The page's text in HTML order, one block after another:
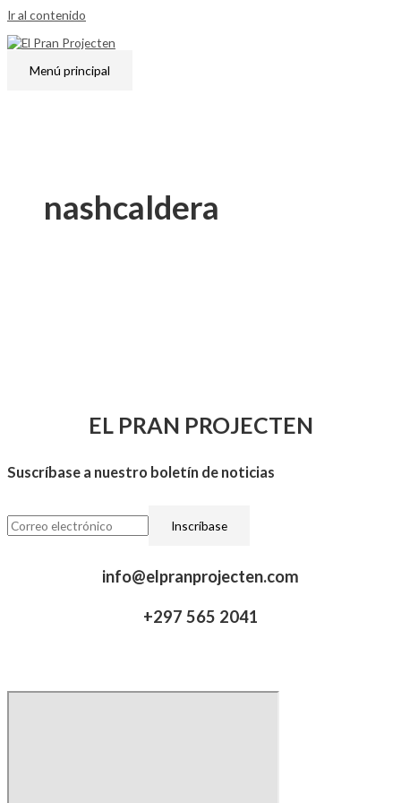
Ir al contenido
Menú principal
nashcaldera
EL PRAN PROJECTEN
Suscríbase a nuestro boletín de noticias
info@elpranprojecten.com
+297 565 2041​